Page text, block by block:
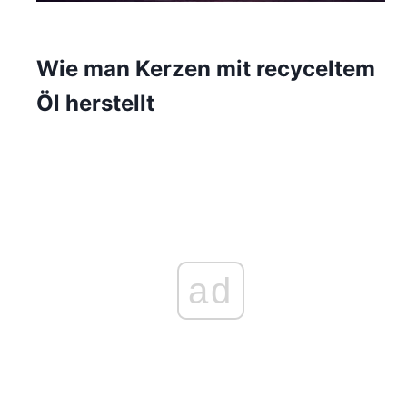
Wie man Kerzen mit recyceltem
Öl herstellt
ad